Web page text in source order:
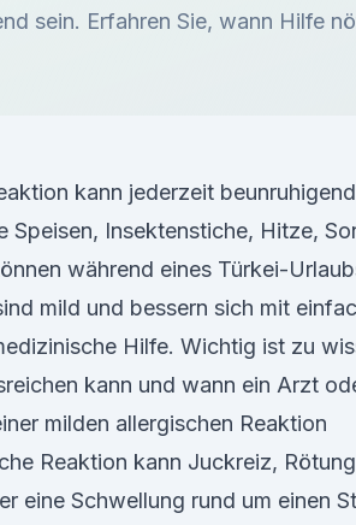
sein. Erfahren Sie, wann Hilfe
kann jederzeit
Speisen, Insektenstiche, Hitze,
während eines Türkei-
mild und bessern sich mit
Hilfe. Wichtig ist zu
kann und wann ein Arzt
milden allergischen Reaktion
Reaktion kann Juckreiz,
eine Schwellung rund um einen